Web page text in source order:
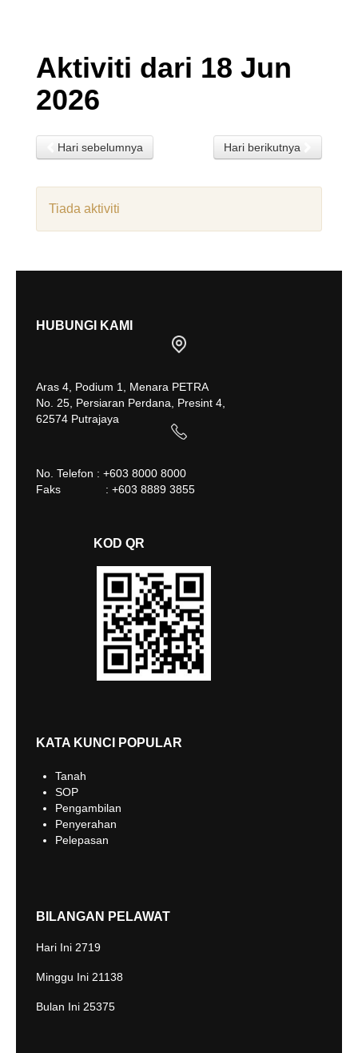
Aktiviti dari 18 Jun
2026
Hari sebelumnya Hari berikutnya
Tiada aktiviti
HUBUNGI KAMI
Aras 4, Podium 1, Menara PETRA
No. 25, Persiaran Perdana, Presint 4,
62574 Putrajaya
No. Telefon : +603 8000 8000
Faks : +603 8889 3855
KOD QR
KATA KUNCI POPULAR
Tanah
SOP
Pengambilan
Penyerahan
Pelepasan
BILANGAN PELAWAT
Hari Ini 2719
Minggu Ini 21138
Bulan Ini 25375